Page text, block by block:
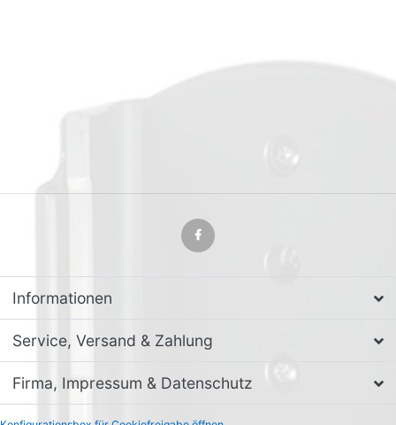
Informationen
Service, Versand & Zahlung
Firma, Impressum & Datenschutz